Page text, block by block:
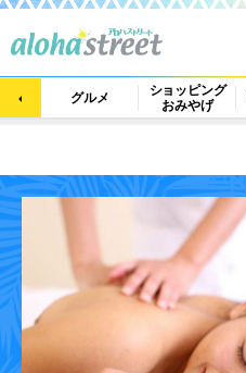
グルメ
ショッピング
おみやげ